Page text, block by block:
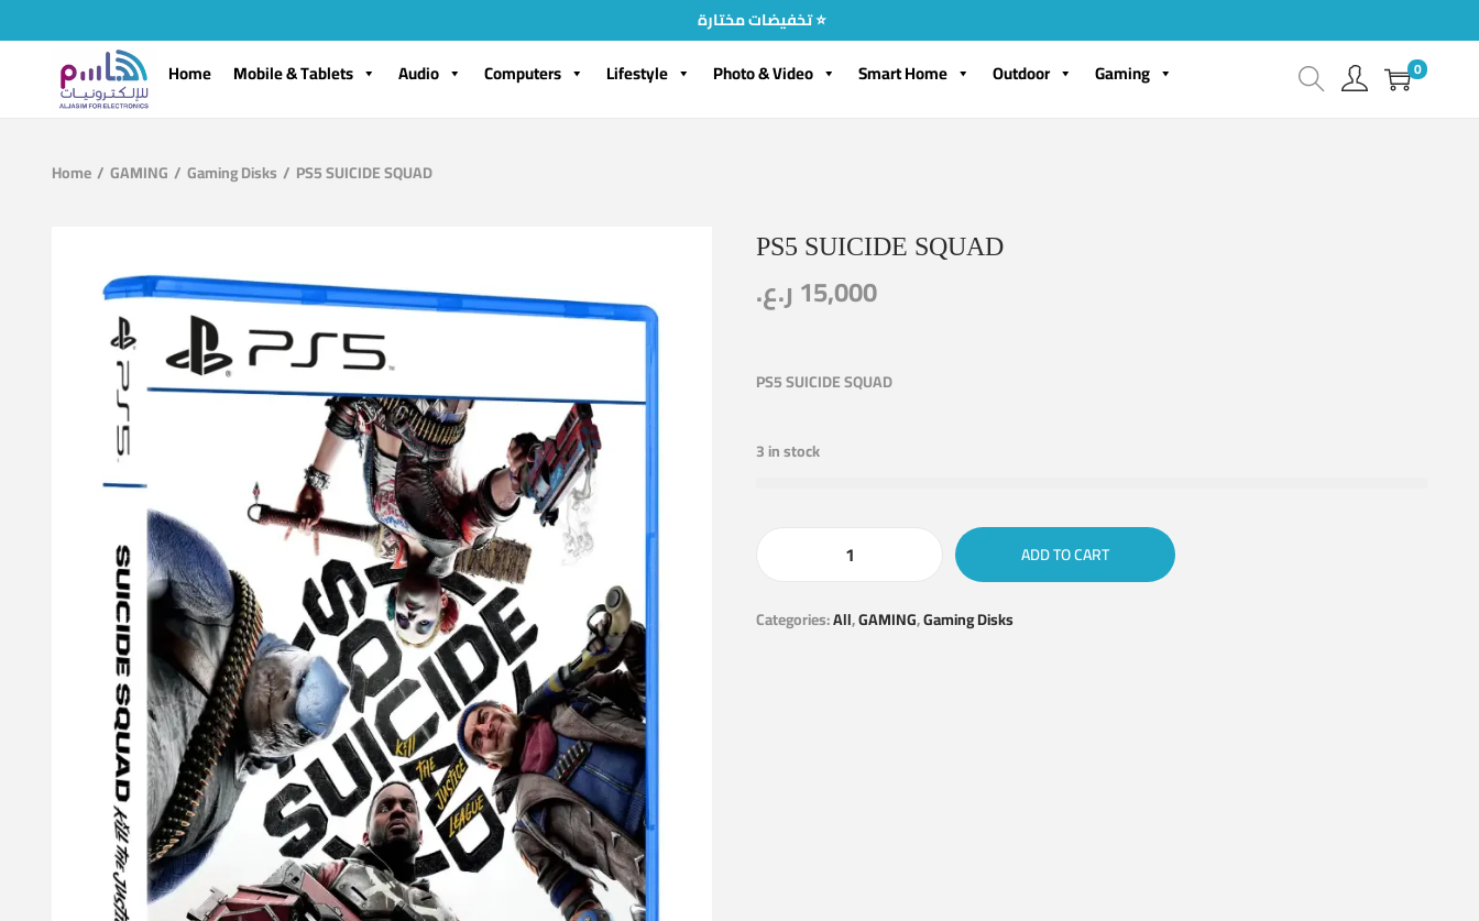
تخفيضات مختارة ⭐
Home Mobile & Tablets Audio Computers Lifestyle Photo & Video Smart Home Outdoor Gaming 0
Home/ GAMING / Gaming Disks / PS5 SUICIDE SQUAD
PS5 SUICIDE SQUAD
15,000 ر.ع.
PS5 SUICIDE SQUAD
3 in stock
ADD TO CART
Categories:All,GAMING,Gaming Disks